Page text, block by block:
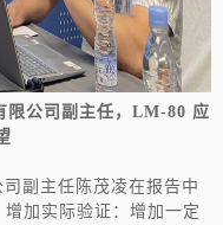
公司副主任， LM-80 应
副主任陈茂凌在报告中
加实际验证：增加一定